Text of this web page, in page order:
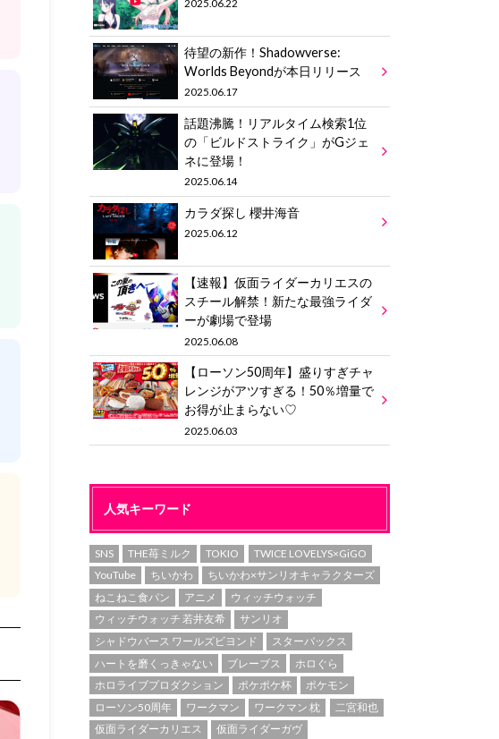
2025.06.22
待望の新作！Shadowverse:
Worlds Beyondが本日リリース
2025.06.17
話題沸騰！リアルタイム検索1位
の「ビルドストライク」がGジェ
ネに登場！
2025.06.14
カラダ探し 櫻井海音
2025.06.12
【速報】仮面ライダーカリエスの
スチール解禁！新たな最強ライダ
ーが劇場で登場
2025.06.08
【ローソン50周年】盛りすぎチャ
レンジがアツすぎる！50％増量で
お得が止まらない♡
2025.06.03
人気キーワード
SNS THE苺ミルク TOKIO
TWICE LOVELYS×GiGO
YouTube
ちいかわ
ちいかわ×サンリオキャラクターズ
ねこねこ食パン
アニメ
ウィッチウォッチ
ウィッチウォッチ 若井友希
サンリオ
シャドウバース ワールズビヨンド
スターバックス
ハートを磨くっきゃない
ブレーブス
ホロぐら
ホロライブプロダクション
ポケポケ杯
ポケモン
ローソン50周年
ワークマン ワークマン 枕
二宮和也
仮面ライダーカリエス
仮面ライダーガヴ